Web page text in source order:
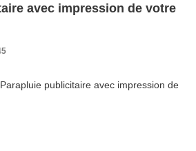
avec impression de votre